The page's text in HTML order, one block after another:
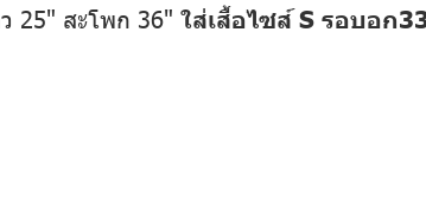
25" สะโพก 36" ใส่เสื้อไซส์ S รอบอก